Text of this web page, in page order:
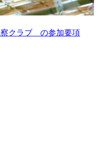
クラブ の参加要項